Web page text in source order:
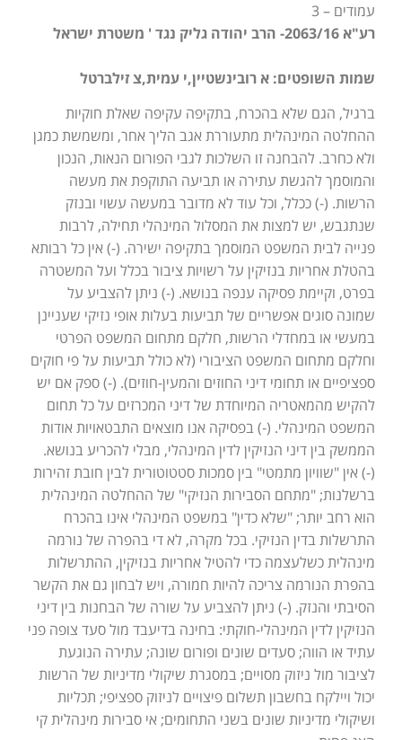
עמודים – 3
רע"א 2063/16- הרב יהודה גליק נגד ' משטרת ישראל
שמות השופטים: א רובינשטיין,י עמית,צ זילברטל
ברגיל, הגם שלא בהכרח, בתקיפה עקיפה שאלת חוקיות
ההחלטה המינהלית מתעוררת אגב הליך אחר, ומשמשת כמגן
ולא כחרב. להבחנה זו השלכות לגבי הפורום הנאות, הנכון
והמוסמך להגשת עתירה או תביעה התוקפת את מעשה
הרשות. (-) ככלל, וכל עוד לא מדובר במעשה עשוי ובנזק
שנתגבש, יש למצות את המסלול המינהלי תחילה, לרבות
פנייה לבית המשפט המוסמך בתקיפה ישירה. (-) אין כל רבותא
בהטלת אחריות בנזיקין על רשויות ציבור בכלל ועל המשטרה
בפרט, וקיימת פסיקה ענפה בנושא. (-) ניתן להצביע על
שמונה סוגים אפשריים של תביעות בעלות אופי נזיקי שעניינן
במעשי או במחדלי הרשות, חלקם מתחום המשפט הפרטי
וחלקם מתחום המשפט הציבורי (לא כולל תביעות על פי חוקים
ספציפיים או תחומי דיני החוזים והמעין-חוזים). (-) ספק אם יש
להקיש מהמאטריה המיוחדת של דיני המכרזים על כל תחום
המשפט המינהלי. (-) בפסיקה אנו מוצאים התבטאויות אודות
הממשק בין דיני הנזיקין לדין המינהלי, מבלי להכריע בנושא.
(-) אין "שוויון מתמטי" בין סמכות סטטוטורית לבין חובת זהירות
ברשלנות; "מתחם הסבירות הנזיקי" של ההחלטה המינהלית
הוא רחב יותר; "שלא כדין" במשפט המינהלי אינו בהכרח
התרשלות בדין הנזיקי. בכל מקרה, לא די בהפרה של נורמה
מינהלית כשלעצמה כדי להטיל אחריות בנזיקין, ההתרשלות
בהפרת הנורמה צריכה להיות חמורה, ויש לבחון גם את הקשר
הסיבתי והנזק. (-) ניתן להצביע על שורה של הבחנות בין דיני
הנזיקין לדין המינהלי-חוקתי: בחינה בדיעבד מול סעד צופה פני
עתיד או הווה; סעדים שונים ופורום שונה; עתירה הנוגעת
לציבור מול ניזוק מסויים; במסגרת שיקולי מדיניות של הרשות
יכול ויילקח בחשבון תשלום פיצויים לניזוק ספציפי; תכליות
ושיקולי מדיניות שונים בשני התחומים; אי סבירות מינהלית קי